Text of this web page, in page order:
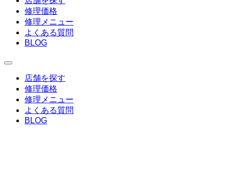
修理価格
修理メニュー
よくある質問
BLOG
店舗を探す
修理価格
修理メニュー
よくある質問
BLOG